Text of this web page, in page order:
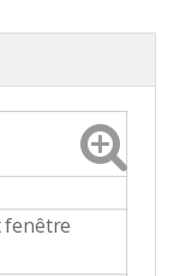
fenêtre